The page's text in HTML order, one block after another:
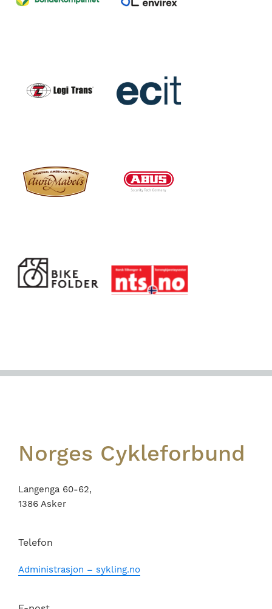
Footer
Norges Cykleforbund
Langenga 60-62,
1386 Asker
Telefon
Administrasjon – sykling.no